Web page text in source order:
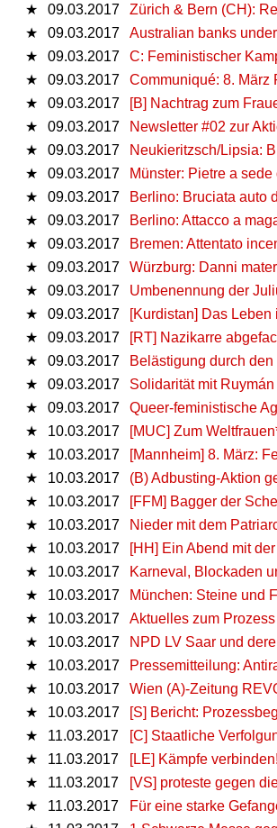
★
09.03.2017
Zürich & Bern (CH):
★
09.03.2017
Australian banks
★
09.03.2017
C: Feministischer
★
09.03.2017
Communiqué: 8. März
★
09.03.2017
[B] Nachtrag zum
★
09.03.2017
Newsletter #02 zur
★
09.03.2017
Neukieritzsch/Lipsia:
★
09.03.2017
Münster: Pietre a sede
★
09.03.2017
Berlino: Bruciata auto
★
09.03.2017
Berlino: Attacco a
★
09.03.2017
Bremen: Attentato
★
09.03.2017
Würzburg: Danni
★
09.03.2017
Umbenennung der
★
09.03.2017
[Kurdistan] Das Leben
★
09.03.2017
[RT] Nazikarre
★
09.03.2017
Belästigung durch
★
09.03.2017
Solidarität mit
★
09.03.2017
Queer-feministische
★
10.03.2017
[MUC] Zum
★
10.03.2017
[Mannheim] 8. März:
★
10.03.2017
(B) Adbusting-Aktion
★
10.03.2017
[FFM] Bagger der
★
10.03.2017
Nieder mit dem
★
10.03.2017
[HH] Ein Abend mit
★
10.03.2017
Karneval, Blockaden
★
10.03.2017
München: Steine und
★
10.03.2017
Aktuelles zum
★
10.03.2017
NPD LV Saar und
★
10.03.2017
Pressemitteilung:
★
10.03.2017
Wien (A)-Zeitung
★
10.03.2017
[S] Bericht:
★
11.03.2017
[C] Staatliche
★
11.03.2017
[LE] Kämpfe verbinden!
★
11.03.2017
[VS] proteste gegen
★
11.03.2017
Für eine starke